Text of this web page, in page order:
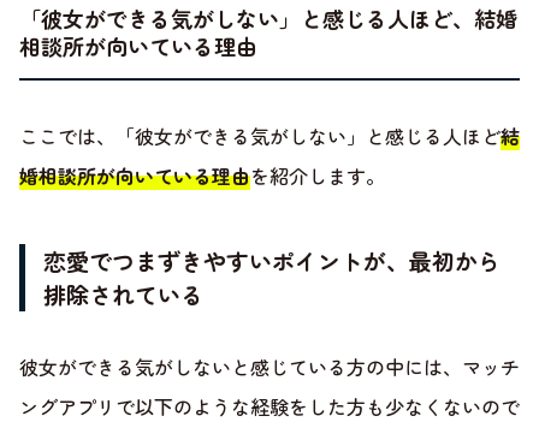
「彼女ができる気がしない」と感じる人ほど、結婚
相談所が向いている理由
ここでは、「彼女ができる気がしない」と感じる人ほど結
婚相談所が向いている理由を紹介します。
恋愛でつまずきやすいポイントが、最初から
排除されている
彼女ができる気がしないと感じている方の中には、マッチ
ングアプリで以下のような経験をした方も少なくないので